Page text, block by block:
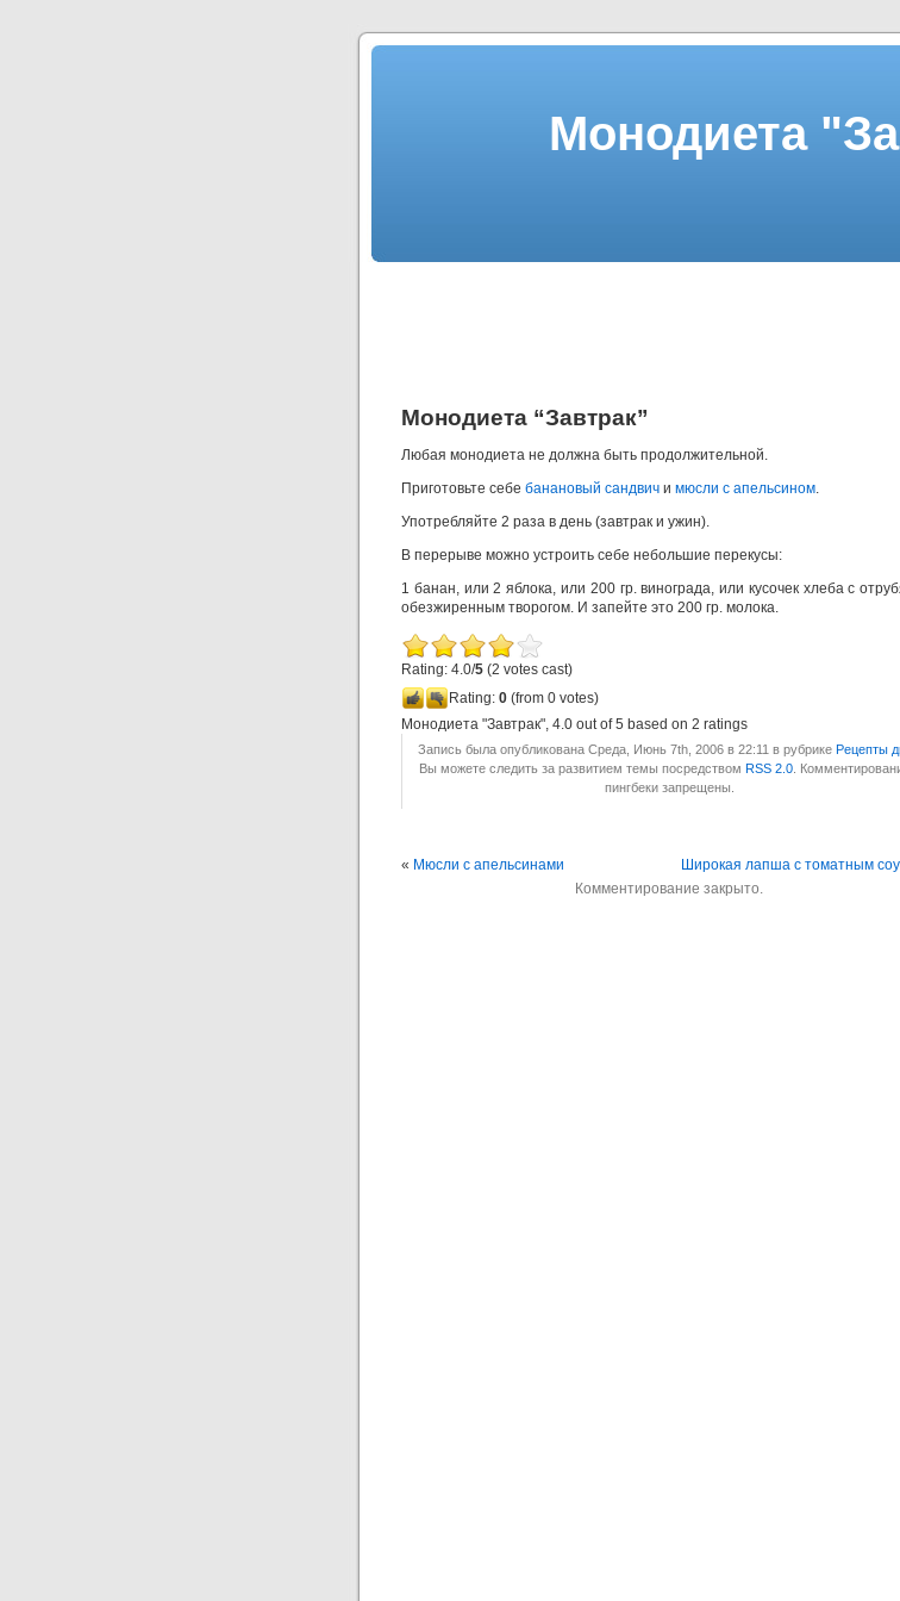
Монодиета
Монодиета “Завтрак”
Любая монодиета не должна быть продолжительной.
Приготовьте себе банановый сандвич и мюсли с апельсином.
Употребляйте 2 раза в день (завтрак и ужин).
В перерыве можно устроить себе небольшие перекусы:
1 банан, или 2 яблока, или 200 гр. винограда, или кусочек хлеба с
обезжиренным творогом. И запейте это 200 гр. молока.
Rating: 4.0/5 (2 votes cast)
Rating: 0 (from 0 votes)
Монодиета "Завтрак", 4.0 out of5 based on 2 ratings
Запись была опубликована Среда, Июнь 7th, 2006 в 22:11 в рубрике Рецепты
Вы можете следить за развитием темы посредством RSS 2.0.
пингбеки запрещены.
« Мюсли с апельсинами Широкая лапша с томатным
Комментирование закрыто.